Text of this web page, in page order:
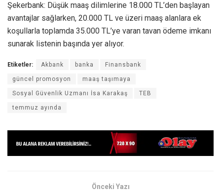
Şekerbank: Düşük maaş dilimlerine 18.000 TL’den başlayan
avantajlar sağlarken, 20.000 TL ve üzeri maaş alanlara ek
koşullarla toplamda 35.000 TL’ye varan tavan ödeme imkanı
sunarak listenin başında yer alıyor.
Etiketler: Akbank banka Finansbank
güncel promosyon maaş taşımaya
Sosyal Güvenlik Uzmanı İsa Karakaş TEB
temmuz ayında
Önceki Yazı